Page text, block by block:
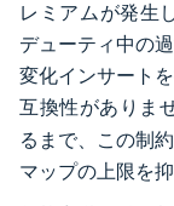
レミアムが発生
デューティ中の
変化インサート
互換性がありま
るまで、この制
マップの上限を